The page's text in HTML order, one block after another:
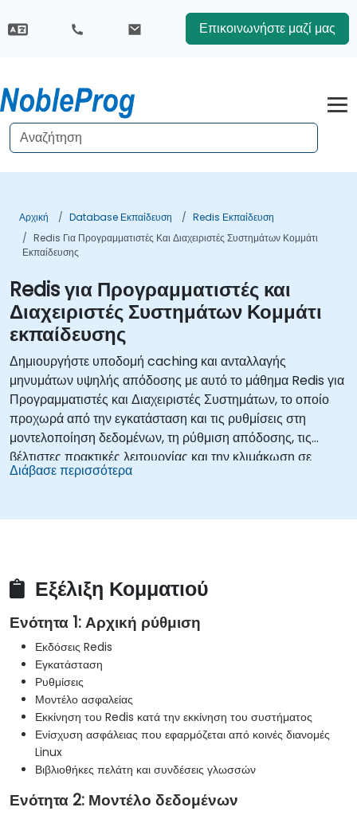
Επικοινωνήστε μαζί μας
Αρχική Database Εκπαίδευση
Redis Εκπαίδευση
Redis Για Προγραμματιστές Και Διαχειριστές Συστημάτων Κομμάτι
Εκπαίδευσης
Redis για Προγραμματιστές και
Διαχειριστές Συστημάτων Κομμάτι
εκπαίδευσης
Δημιουργήστε υποδομή caching και ανταλλαγής
μηνυμάτων υψηλής απόδοσης με αυτό το μάθημα Redis για
Προγραμματιστές και Διαχειριστές Συστημάτων, το οποίο
προχωρά από την εγκατάσταση και τις ρυθμίσεις στη
μοντελοποίηση δεδομένων, τη ρύθμιση απόδοσης, τις
βέλτιστες πρακτικές λειτουργίας και την κλιμάκωση σε
πολλαπλές διεργασίες. Σχεδιασμένο για προγραμματιστές
βελτιστοποίηση pipelining, τη διαχείριση μνήμης και την
αξιόπιστων αναπτύξεων Redis επιχειρηματικής κλάσης.
Διάβασε περισσότερα
Εξέλιξη Κομματιού
Ενότητα 1: Αρχική ρύθμιση
Εκδόσεις Redis
Εγκατάσταση
Ρυθμίσεις
Μοντέλο ασφαλείας
Εκκίνηση του Redis κατά την εκκίνηση του συστήματος
Ενίσχυση ασφάλειας που εφαρμόζεται από κοινές διανομές
Linux
Βιβλιοθήκες πελάτη και συνδέσεις γλωσσών
Ενότητα 2: Μοντέλο δεδομένων